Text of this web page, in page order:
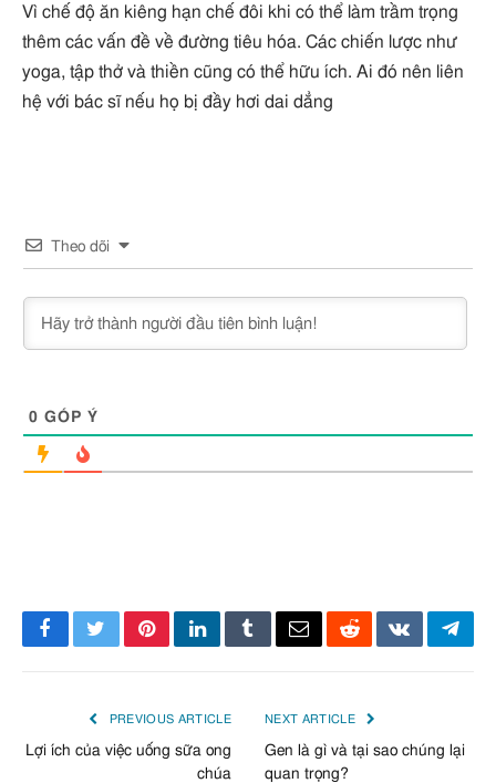
Vì chế độ ăn kiêng hạn chế đôi khi có thể làm trầm trọng
thêm các vấn đề về đường tiêu hóa. Các chiến lược như
yoga, tập thở và thiền cũng có thể hữu ích. Ai đó nên liên
hệ với bác sĩ nếu họ bị đầy hơi dai dẳng
Theo dõi
0 GÓP Ý
Facebook
TwitterPinterestLinkedInTumblrEmailRedditVKontakte
PREVIOUS ARTICLE
Lợi ích của việc uống sữa ong
chúa
NEXT ARTICLE
Gen là gì và tại sao chúng lại
quan trọng?